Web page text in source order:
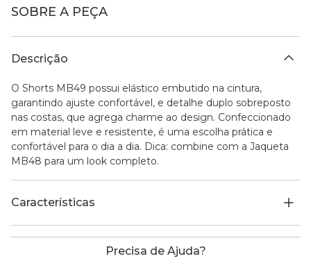
SOBRE A PEÇA
Descrição
O Shorts MB49 possui elástico embutido na cintura,
garantindo ajuste confortável, e detalhe duplo sobreposto
nas costas, que agrega charme ao design. Confeccionado
em material leve e resistente, é uma escolha prática e
confortável para o dia a dia. Dica: combine com a Jaqueta
MB48 para um look completo.
Características
Precisa de Ajuda?